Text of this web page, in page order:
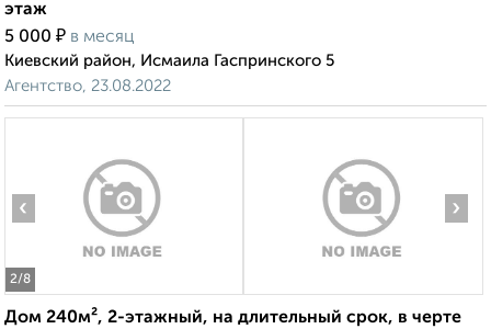
этаж
5 000 ₽ в месяц
Киевский район, Исмаила Гаспринского 5
Агентство, 23.08.2022
2/8
‹ ›
Дом 240м², 2-этажный, на длительный срок, в черте